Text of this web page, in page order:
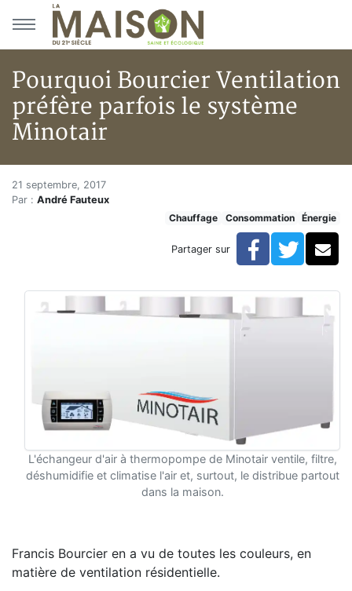
Aller au menu principal
Aller au contenu principal
Pourquoi Bourcier Ventilation
préfère parfois le système
Minotair
Accueil
Articles
Pourquoi Bourcier Ventilation préfère parfois le
Pourquoi Bourcier
21 septembre, 2017
Par : André Fauteux
Chauffage
Consommation Énergie
Partager sur Facebook
L'échangeur d'air à thermopompe de Minotair ventile, filtre,
déshumidifie et climatise l'air et, surtout, le distribue partout
dans la maison.
Francis Bourcier en a vu de toutes les couleurs, en
matière de ventilation résidentielle.